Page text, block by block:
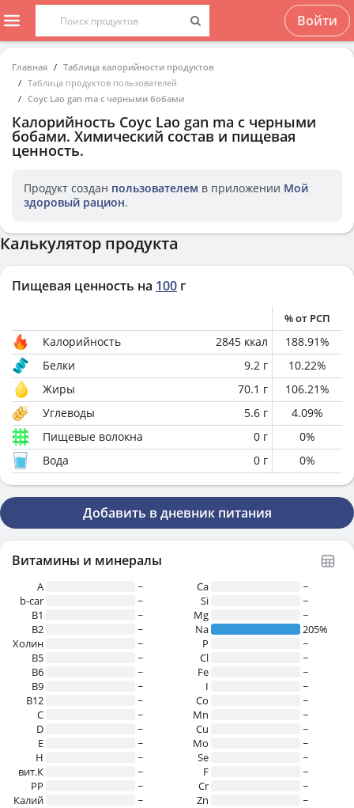
Войти
Главная
Таблица калорийности продуктов
Таблица продуктов пользователей
Соус Lao gan ma с черными бобами
Калорийность Соус Lao gan ma с черными
бобами. Химический состав и пищевая
ценность.
Продукт создан пользователем в приложении Мой
здоровый рацион.
Калькулятор продукта
Пищевая ценность на 100 г
% от РСП
Калорийность 2845 ккал 188.91%
Белки
9.2 г 10.22%
Жиры
70.1 г 106.21%
Углеводы
5.6 г 4.09%
Пищевые волокна
0 г 0%
Вода
0 г 0%
Добавить в дневник питания
Витамины и минералы
A
~
b-car
~
В1
~
B2
~
Холин
~
B5
~
B6
~
B9
~
B12
~
C
~
D
~
E
~
H
~
вит.К
~
PP
~
Калий
~
Ca
~
Si
~
Mg
~
Na
205%
P
~
Cl
~
Fe
~
I
~
Co
~
Mn
~
Cu
~
Mo
~
Se
~
F
~
Cr
~
Zn
~